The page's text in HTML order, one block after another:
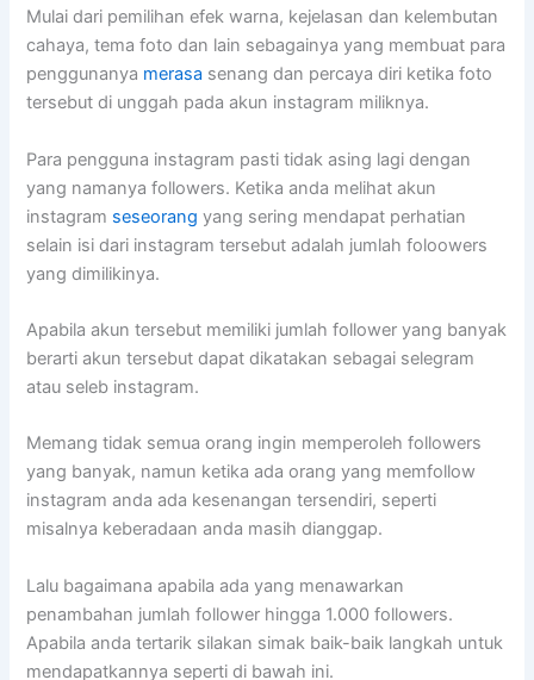
Mulai dari pemilihan efek warna, kejelasan dan kelembutan
cahaya, tema foto dan lain sebagainya yang membuat para
penggunanya merasa senang dan percaya diri ketika foto
tersebut di unggah pada akun instagram miliknya.
Para pengguna instagram pasti tidak asing lagi dengan
yang namanya followers. Ketika anda melihat akun
instagram seseorang yang sering mendapat perhatian
selain isi dari instagram tersebut adalah jumlah foloowers
yang dimilikinya.
Apabila akun tersebut memiliki jumlah follower yang banyak
berarti akun tersebut dapat dikatakan sebagai selegram
atau seleb instagram.
Memang tidak semua orang ingin memperoleh followers
yang banyak, namun ketika ada orang yang memfollow
instagram anda ada kesenangan tersendiri, seperti
misalnya keberadaan anda masih dianggap.
Lalu bagaimana apabila ada yang menawarkan
penambahan jumlah follower hingga 1.000 followers.
Apabila anda tertarik silakan simak baik-baik langkah untuk
mendapatkannya seperti di bawah ini.